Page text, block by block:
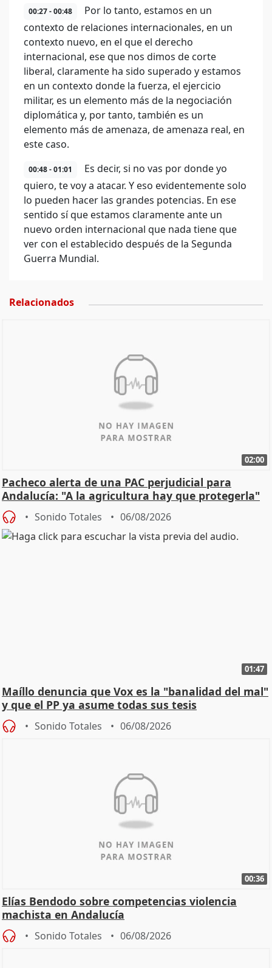
00:27 - 00:48
Por lo tanto, estamos en un
contexto de relaciones internacionales, en un
contexto nuevo, en el que el derecho
internacional, ese que nos dimos de corte
liberal, claramente ha sido superado y estamos
en un contexto donde la fuerza, el ejercicio
militar, es un elemento más de la negociación
diplomática y, por tanto, también es un
elemento más de amenaza, de amenaza real, en
este caso.
00:48 - 01:01
Es decir, si no vas por donde yo
quiero, te voy a atacar. Y eso evidentemente solo
lo pueden hacer las grandes potencias. En ese
sentido sí que estamos claramente ante un
nuevo orden internacional que nada tiene que
ver con el establecido después de la Segunda
Guerra Mundial.
Relacionados
02:00
Pacheco alerta de una PAC perjudicial para
Andalucía: "A la agricultura hay que protegerla"
Sonido Totales 06/08/2026
01:47
Maíllo denuncia que Vox es la "banalidad del mal"
y que el PP ya asume todas sus tesis
Sonido Totales 06/08/2026
00:36
Elías Bendodo sobre competencias violencia
machista en Andalucía
Sonido Totales 06/08/2026